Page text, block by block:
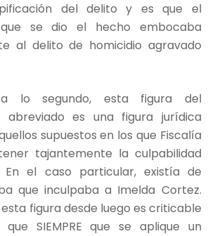
del delito y es que el
se dio el hecho embocaba
al delito de homicidio agravado
lo segundo, esta figura del
abreviado es una figura jurídica
supuestos en los que Fiscalía
tajantemente la culpabilidad
En el caso particular, existía de
que inculpaba a Imelda Cortez.
figura desde luego es criticable
SIEMPRE que se aplique un